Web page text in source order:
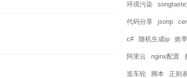
环境污染
代码分享 jsonp
c# 随机生成ip 效
阿里云 nginx配置
造车轮 脚本 正则